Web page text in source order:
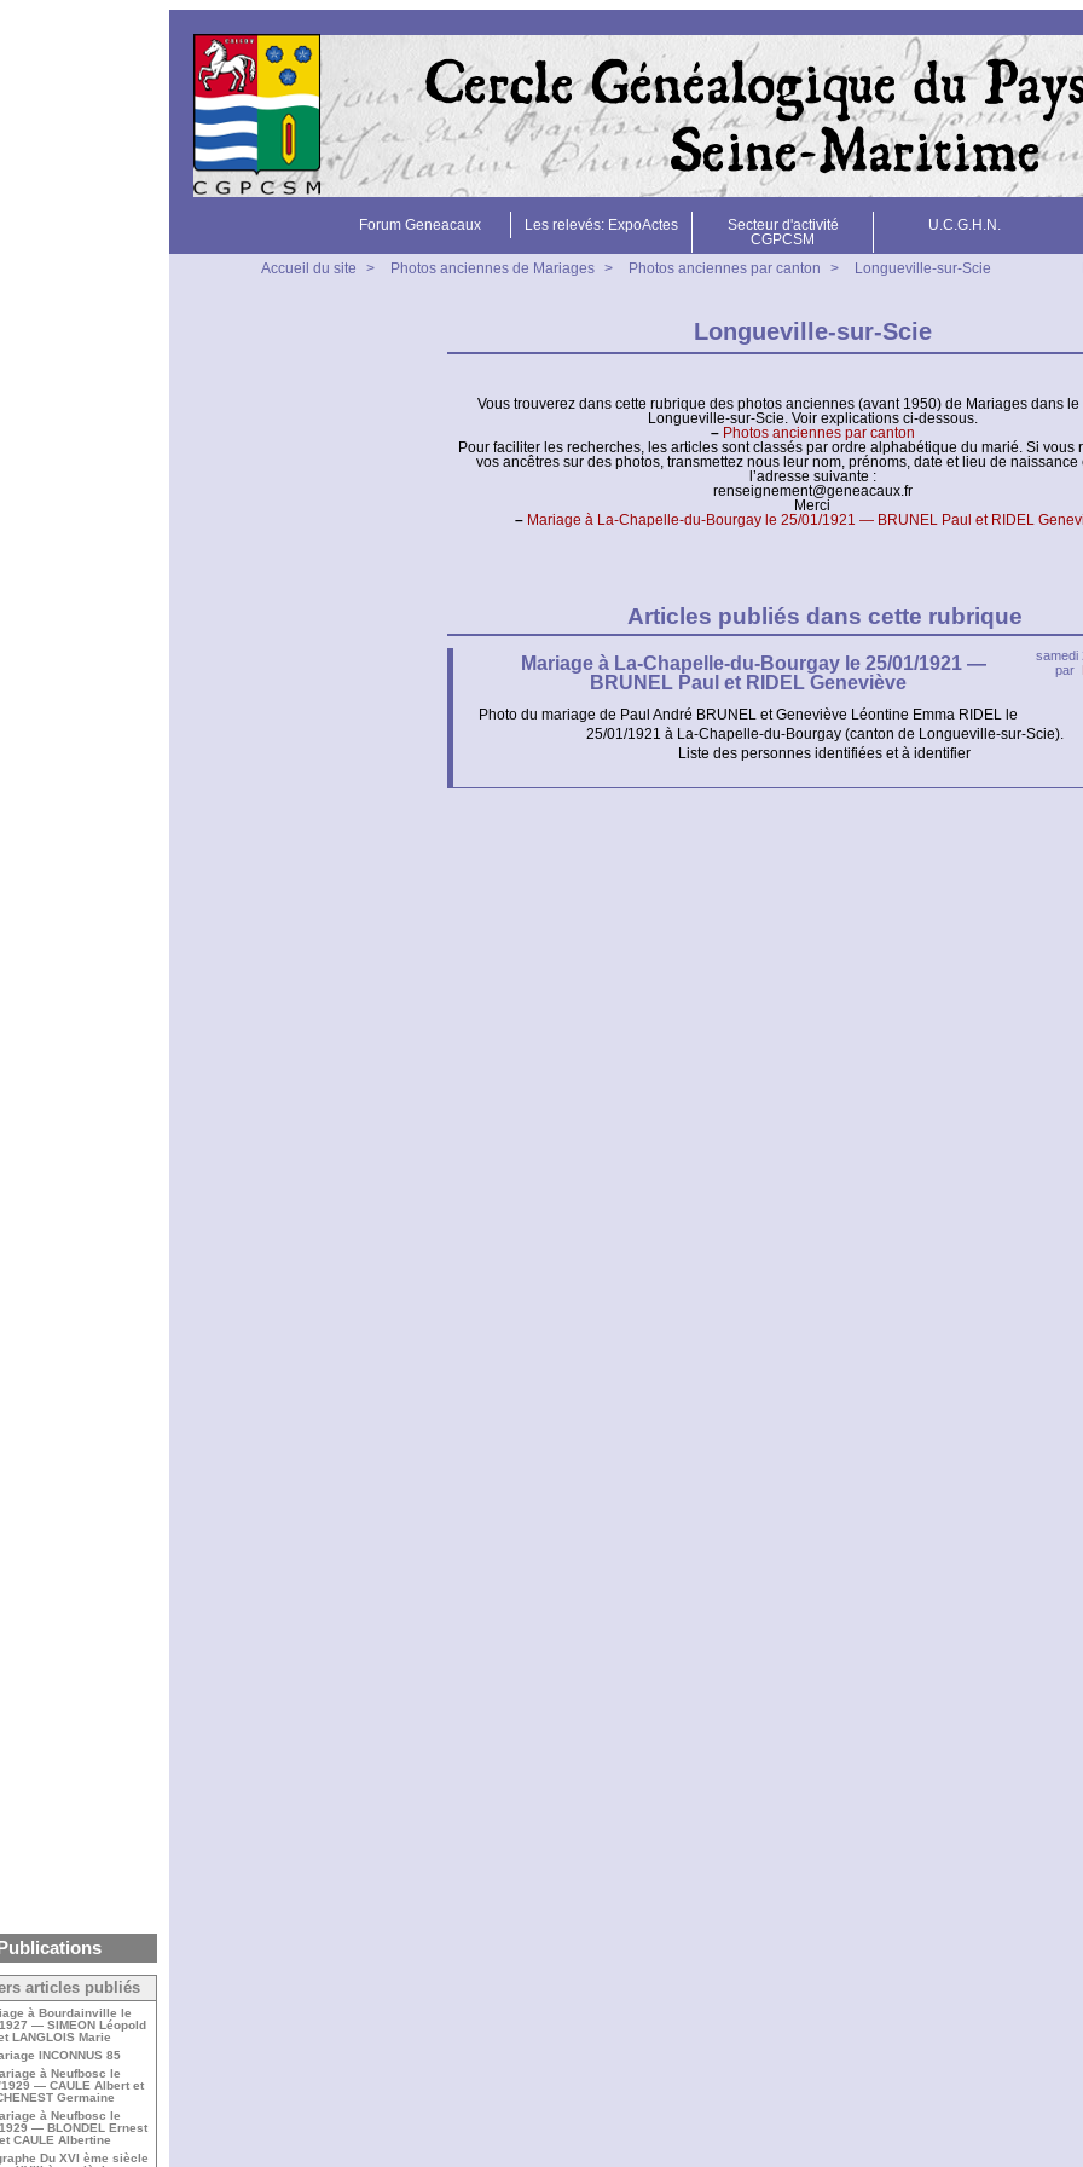
Forum Geneacaux Les relevés: ExpoActes
Secteur d'activité
CGPCSM
U.C.G.H.N.
Accueil du site > Photos anciennes de Mariages > Photos anciennes par canton > Longueville-sur-Scie
Longueville-sur-Scie
Vous trouverez dans cette rubrique des photos anciennes (avant 1950) de Mariages dans le
Longueville-sur-Scie. Voir explications ci-dessous.
– Photos anciennes par canton
Pour faciliter les recherches, les articles sont classés par ordre alphabétique du marié. Si vous
vos ancêtres sur des photos, transmettez nous leur nom, prénoms, date et lieu de naissance
l’adresse suivante :
renseignement@geneacaux.fr
Merci
– Mariage à La-Chapelle-du-Bourgay le 25/01/1921 — BRUNEL Paul et RIDEL
Articles publiés dans cette rubrique
samedi
par
Mariage à La-Chapelle-du-Bourgay le 25/01/1921 —
BRUNEL Paul et RIDEL Geneviève
Photo du mariage de Paul André BRUNEL et Geneviève Léontine Emma RIDEL le
25/01/1921 à La-Chapelle-du-Bourgay (canton de Longueville-sur-Scie).
Liste des personnes identifiées et à identifier
articles publiés
à Bourdainville le
— SIMEON Léopold
LANGLOIS Marie
INCONNUS 85
à Neufbosc le
— CAULE Albert et
Germaine
à Neufbosc le
— BLONDEL Ernest
CAULE Albertine
Du XVI ème siècle